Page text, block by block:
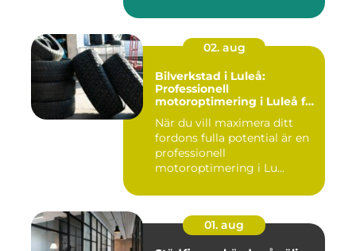
02. aug
Bilverkstad i Luleå:
Professionell
motoroptimering i Luleå för
När du vill maximera ditt
fordons fulla potential är en
professionell
motoroptimering i Lu...
01. aug